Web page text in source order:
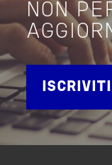
NON
ISCRIVITI